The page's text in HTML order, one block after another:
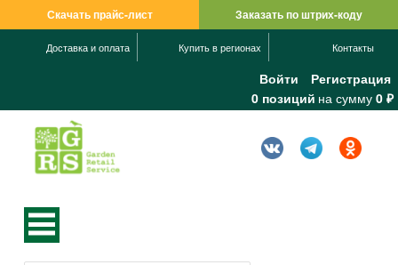
Скачать прайс-лист Заказать по штрих-коду
Доставка и оплата Купить в регионах Контакты
Войти
Регистрация
0 позиций на сумму 0 ₽